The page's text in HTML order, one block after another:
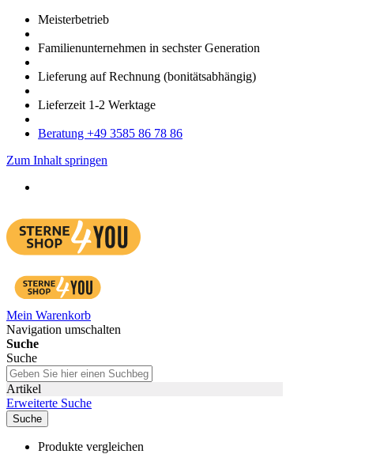
Meister­betrieb
Familien­unter­nehmen in sechster Gene­ration
Lieferung auf Rech­nung (bonitätsabhängig)
Liefer­zeit 1-2 Werk­tage
Bera­tung +49 3585 86 78 86
Zum Inhalt springen
Mein Warenkorb
Navigation umschalten
Suche
Suche
Artikel
Erweiterte Suche
Suche
Produkte vergleichen